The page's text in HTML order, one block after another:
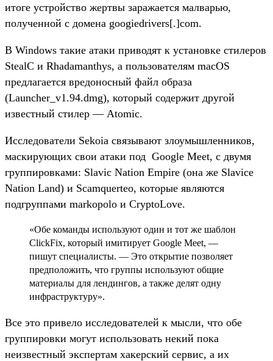
итоге устройство жертвы заражается малварью,
полученной с домена googiedrivers[.]com.
В Windows такие атаки приводят к установке стилеров
StealC и Rhadamanthys, а пользователям macOS
предлагается вредоносный файл образа
(Launcher_v1.94.dmg), который содержит другой
известный стилер — Atomic.
Исследователи Sekoia связывают злоумышленников,
маскирующих свои атаки под Google Meet, с двумя
группировками: Slavic Nation Empire (она же Slavice
Nation Land) и Scamquerteo, которые являются
подгруппами markopolo и CryptoLove.
«Обе команды используют один и тот же шаблон
ClickFix, который имитирует Google Meet, —
пишут специалисты. — Это открытие позволяет
предположить, что группы используют общие
материалы для лендингов, а также делят одну
инфраструктуру».
Все это привело исследователей к мысли, что обе
группировки могут использовать некий пока
неизвестный экспертам хакерский сервис, а их